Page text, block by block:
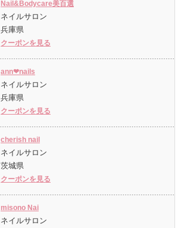
Nail&Bodycare美百選
ネイルサロン
兵庫県
クーポンを見る
ann❤︎nails
ネイルサロン
兵庫県
クーポンを見る
cherish nail
ネイルサロン
茨城県
クーポンを見る
misono Nai
ネイルサロン